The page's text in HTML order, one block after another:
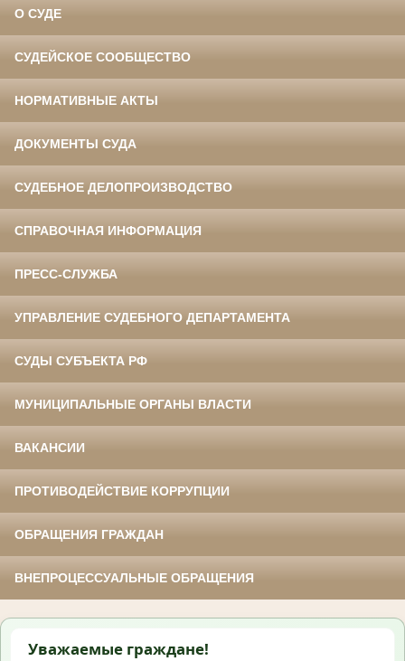
О СУДЕ
СУДЕЙСКОЕ СООБЩЕСТВО
НОРМАТИВНЫЕ АКТЫ
ДОКУМЕНТЫ СУДА
СУДЕБНОЕ ДЕЛОПРОИЗВОДСТВО
СПРАВОЧНАЯ ИНФОРМАЦИЯ
ПРЕСС-СЛУЖБА
УПРАВЛЕНИЕ СУДЕБНОГО ДЕПАРТАМЕНТА
СУДЫ СУБЪЕКТА РФ
МУНИЦИПАЛЬНЫЕ ОРГАНЫ ВЛАСТИ
ВАКАНСИИ
ПРОТИВОДЕЙСТВИЕ КОРРУПЦИИ
ОБРАЩЕНИЯ ГРАЖДАН
ВНЕПРОЦЕССУАЛЬНЫЕ ОБРАЩЕНИЯ
Уважаемые граждане!